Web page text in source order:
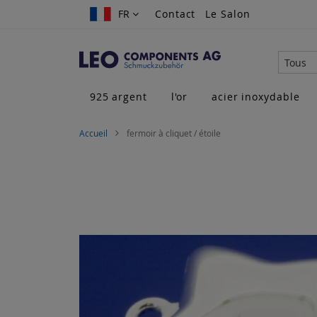
FR
FR Contact Le Salon
Tous
925 argent
l'or acier inoxydable
Accueil fermoir à cliquet / étoile
the